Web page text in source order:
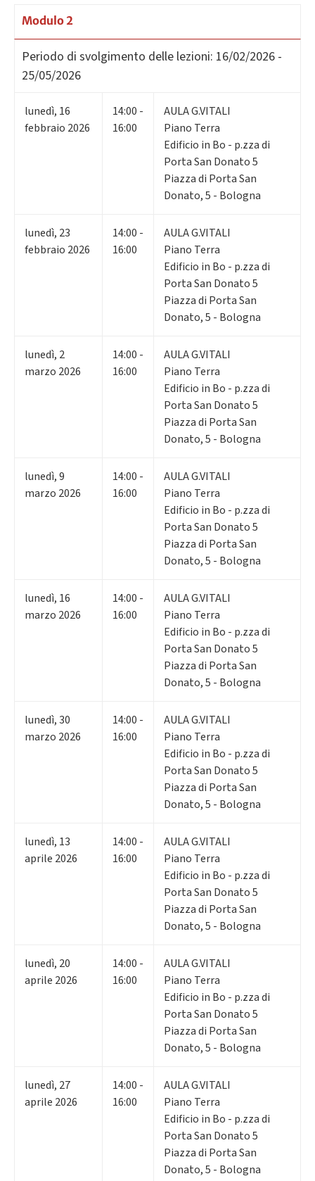
Modulo 2
Periodo di svolgimento delle lezioni: 16/02/2026 -
25/05/2026
lunedì, 16
febbraio 2026
14:00 -
16:00
AULA G.VITALI
Piano Terra
Edificio in Bo - p.zza di
Porta San Donato 5
Piazza di Porta San
Donato, 5 - Bologna
lunedì, 23
febbraio 2026
14:00 -
16:00
AULA G.VITALI
Piano Terra
Edificio in Bo - p.zza di
Porta San Donato 5
Piazza di Porta San
Donato, 5 - Bologna
lunedì, 2
marzo 2026
14:00 -
16:00
AULA G.VITALI
Piano Terra
Edificio in Bo - p.zza di
Porta San Donato 5
Piazza di Porta San
Donato, 5 - Bologna
lunedì,9
marzo 2026
14:00 -
16:00
AULA G.VITALI
Piano Terra
Edificio in Bo - p.zza di
Porta San Donato 5
Piazza di Porta San
Donato, 5 - Bologna
lunedì, 16
marzo 2026
14:00 -
16:00
AULA G.VITALI
Piano Terra
Edificio in Bo - p.zza di
Porta San Donato 5
Piazza di Porta San
Donato, 5 - Bologna
lunedì,30
marzo 2026
14:00 -
16:00
AULA G.VITALI
Piano Terra
Edificio in Bo - p.zza di
Porta San Donato 5
Piazza di Porta San
Donato, 5 - Bologna
lunedì, 13
aprile 2026
14:00 -
16:00
AULA G.VITALI
Piano Terra
Edificio in Bo - p.zza di
Porta San Donato 5
Piazza di Porta San
Donato, 5 - Bologna
lunedì, 20
aprile 2026
14:00 -
16:00
AULA G.VITALI
Piano Terra
Edificio in Bo - p.zza di
Porta San Donato 5
Piazza di Porta San
Donato, 5 - Bologna
lunedì, 27
aprile 2026
14:00 -
16:00
AULA G.VITALI
Piano Terra
Edificio in Bo - p.zza di
Porta San Donato 5
Piazza di Porta San
Donato, 5 - Bologna